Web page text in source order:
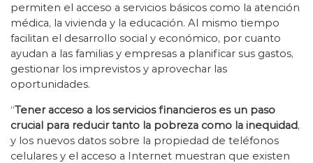
permiten el acceso a servicios básicos como la atención
médica, la vivienda y la educación. Al mismo tiempo
facilitan el desarrollo social y económico, por cuanto
ayudan a las familias y empresas a planificar sus gastos,
gestionar los imprevistos y aprovechar las
oportunidades.
“Tener acceso a los servicios financieros es un paso
crucial para reducir tanto la pobreza como la inequidad,
y los nuevos datos sobre la propiedad de teléfonos
celulares y el acceso a Internet muestran que existen